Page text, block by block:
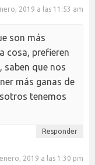
2019 a las 11:53 am
son más
cosa, prefieren
saben que nos
más ganas de
tenemos
Responder
2019 a las 1:30 pm